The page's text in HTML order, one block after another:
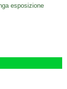
esposizione